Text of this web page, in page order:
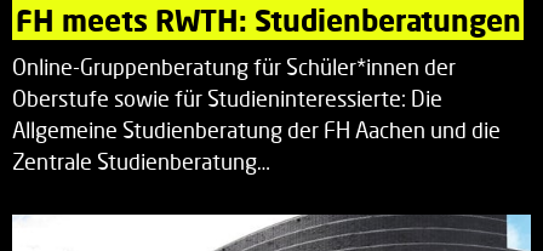
FH meets RWTH: Studienberatungen
Online-Gruppenberatung für Schüler*innen der
Oberstufe sowie für Studieninteressierte: Die
Allgemeine Studienberatung der FH Aachen und die
Zentrale Studienberatung…